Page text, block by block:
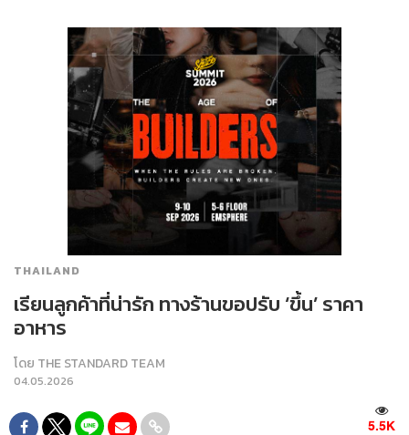
THAILAND
เรียนลูกค้าที่น่ารัก ทางร้านขอปรับ ‘ขึ้น’ ราคา
อาหาร
โดย THE STANDARD TEAM
04.05.2026
5.5K